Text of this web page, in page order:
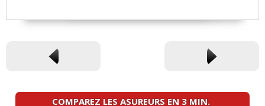
COMPAREZ LES ASUREURS EN 3 MIN.